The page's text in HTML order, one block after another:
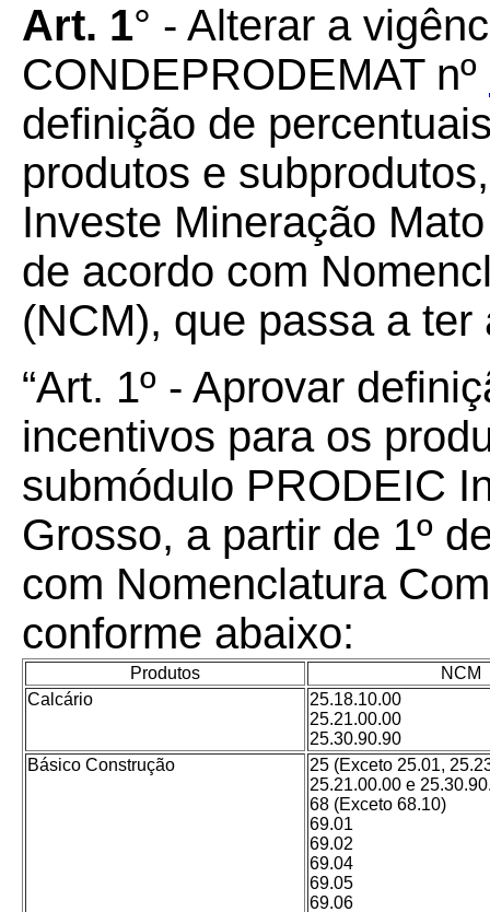
Art. 1° - Alterar a
CONDEPRODEMAT nº
definição de
produtos e
Investe Mineração
de acordo com
(NCM), que passa a
“Art. 1º - Aprovar
incentivos para os
submódulo PRODEIC
Grosso, a partir de 1º
com Nomenclatura
conforme abaixo:
Produtos
NCM
Calcário
25.18.10.00
25.21.00.00
25.30.90.90
Básico Construção
25 (Exceto 25.01,
25.21.00.00 e
68 (Exceto 68.10)
69.01
69.02
69.04
69.05
69.06